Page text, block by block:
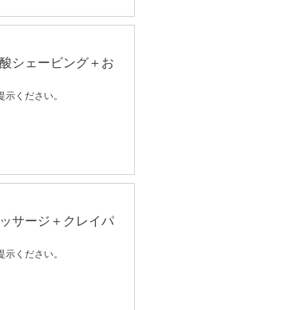
シェービング＋お
ください。
サージ＋クレイパ
ください。